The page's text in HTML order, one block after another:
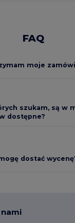
FAQ
moje
szukam, są w
dostępne?
dostać